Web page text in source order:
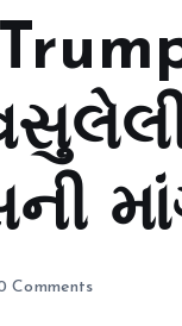
Comments